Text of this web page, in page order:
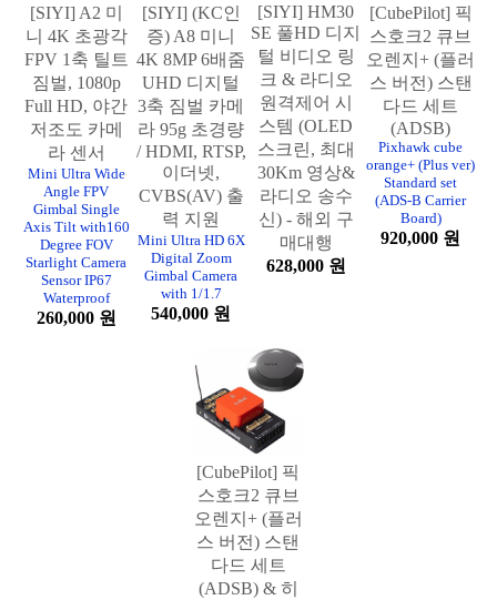
[SIYI] A2 미
니 4K 초광각
FPV 1축 틸트
짐벌, 1080p
Full HD, 야간
저조도 카메
라 센서
Mini Ultra Wide
Angle FPV
Gimbal Single
Axis Tilt with160
Degree FOV
Starlight Camera
Sensor IP67
Waterproof
260,000 원
[SIYI] (KC인
증) A8 미니
4K 8MP 6배줌
UHD 디지털
3축 짐벌 카메
라 95g 초경량
/ HDMI, RTSP,
이더넷,
CVBS(AV) 출
력 지원
Mini Ultra HD 6X
Digital Zoom
Gimbal Camera
with 1/1.7
540,000 원
[SIYI] HM30
SE 풀HD 디지
털 비디오 링
크 & 라디오
원격제어 시
스템 (OLED
스크린, 최대
30Km 영상&
라디오 송수
신) - 해외 구
매대행
628,000 원
[CubePilot] 픽
스호크2 큐브
오렌지+ (플러
스 버전) 스탠
다드 세트
(ADSB)
Pixhawk cube
orange+ (Plus ver)
Standard set
(ADS-B Carrier
Board)
920,000 원
[CubePilot] 픽
스호크2 큐브
오렌지+ (플러
스 버전) 스탠
다드 세트
(ADSB) & 히